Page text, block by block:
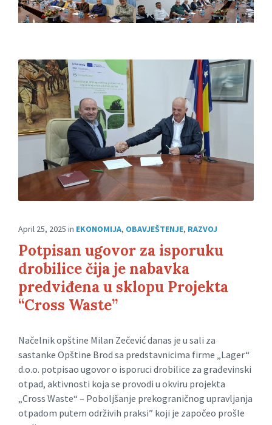
April 25, 2025 in EKONOMIJA, OBAVJEŠTENJE, RAZVOJ
Potpisan ugovor za isporuku
drobilice čija je nabavka
predviđena u sklopu Projekta
“Cross Waste”
Načelnik opštine Milan Zečević danas je u sali za
sastanke Opštine Brod sa predstavnicima firme „Lager“
d.o.o. potpisao ugovor o isporuci drobilice za građevinski
otpad, aktivnosti koja se provodi u okviru projekta
„Cross Waste“ – Poboljšanje prekograničnog upravljanja
otpadom putem održivih praksi” koji je započeo prošle